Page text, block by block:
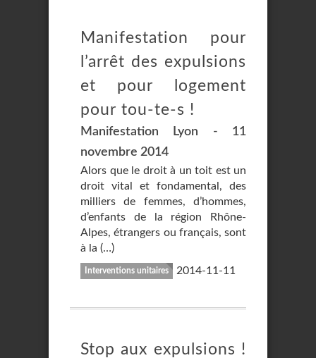
Manifestation pour
l’arrêt des expulsions
et pour logement
pour tou-te-s !
Manifestation Lyon - 11
novembre 2014
Alors que le droit à un toit est un
droit vital et fondamental, des
milliers de femmes, d’hommes,
d’enfants de la région Rhône-
Alpes, étrangers ou français, sont
à la (…)
Interventions unitaires 2014-11-11
Stop aux expulsions !